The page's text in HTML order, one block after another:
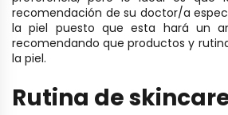
recomendación de su doctor/a
la piel puesto que esta hará un
recomendando que productos y
la piel.
Rutina de